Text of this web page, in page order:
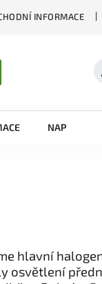
INFORMACE
NAPIŠTE
hlavní
osvětlení